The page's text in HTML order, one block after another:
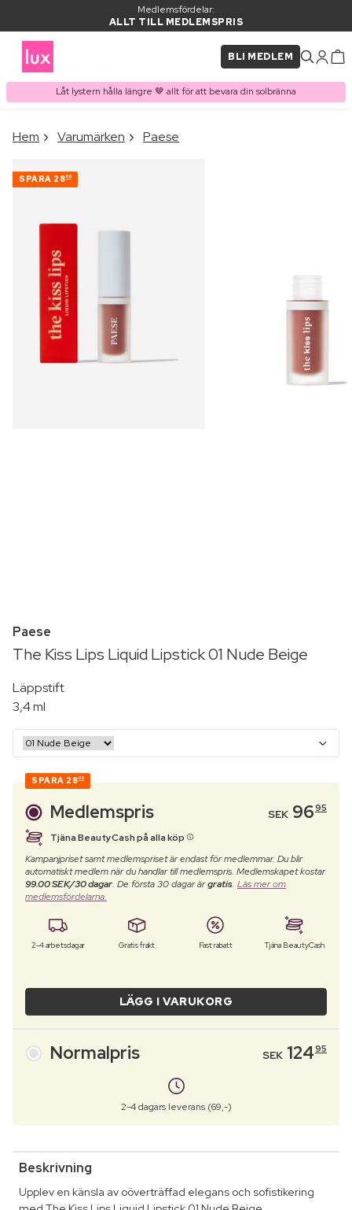
Medlemsfördelar:
ALLT TILL MEDLEMSPRIS
BLI MEDLEM
Låt lystern hålla längre 🤎 allt för att bevara din solbränna
PRODUKT I VARUKORGEN
Hem Varumärken Paese
SPARA 2800
Paese
The Kiss Lips Liquid Lipstick 01 Nude Beige
Läppstift
3,4 ml
SPARA 2800
Medlemspris SEK 9695
Tjäna BeautyCash på alla köp
Kampanjpriset samt medlemspriset är endast för medlemmar. Du blir
automatiskt medlem när du handlar till medlemspris. Medlemskapet kostar
99.00 SEK/30 dagar. De första 30 dagar ärgratis. Läs mer om
medlemsfördelarna.
2-4 arbetsdagar Gratis frakt Fast rabatt Tjäna BeautyCash
LÄGG I VARUKORG
Normalpris SEK 12495
2-4 dagars leverans (69,-)
Beskrivning
Upplev en känsla av oöverträffad elegans och sofistikering